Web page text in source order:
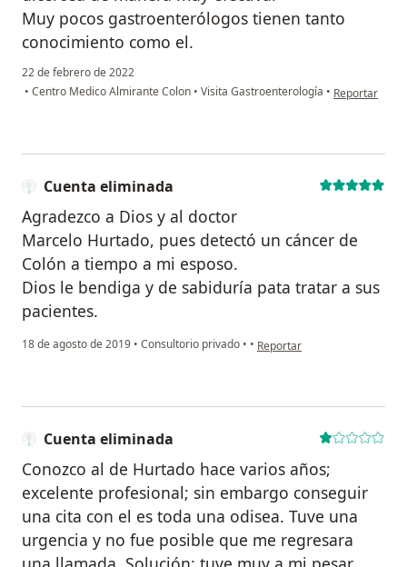
Muy pocos gastroenterólogos tienen tanto
conocimiento como el.
22 de febrero de 2022
• Centro Medico Almirante Colon • Visita Gastroenterología • en opinión del
Reportar
Cuenta eliminada
Agradezco a Dios y al doctor
Marcelo Hurtado, pues detectó un cáncer de
Colón a tiempo a mi esposo.
Dios le bendiga y de sabiduría pata tratar a sus
pacientes.
18 de agosto de 2019 • Consultorio privado • • en opinión del usuario
Reportar
Cuenta eliminada
Conozco al de Hurtado hace varios años;
excelente profesional; sin embargo conseguir
una cita con el es toda una odisea. Tuve una
urgencia y no fue posible que me regresara